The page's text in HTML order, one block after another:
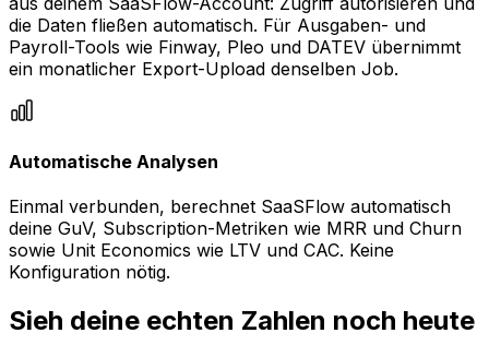
die Daten fließen automatisch. Für Ausgaben- und
Payroll-Tools wie Finway, Pleo und DATEV übernimmt
ein monatlicher Export-Upload denselben Job.
Automatische Analysen
Einmal verbunden, berechnet SaaSFlow automatisch
deine GuV, Subscription-Metriken wie MRR und Churn
sowie Unit Economics wie LTV und CAC. Keine
Konfiguration nötig.
Sieh deine echten Zahlen noch heute